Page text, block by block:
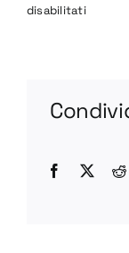
disabilitatisu
Facebook
X